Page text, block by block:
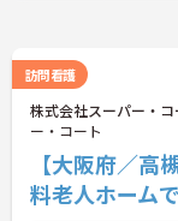
訪問看護
株式会社スーパー・
ー・コート
【大阪府／
料老人ホーム